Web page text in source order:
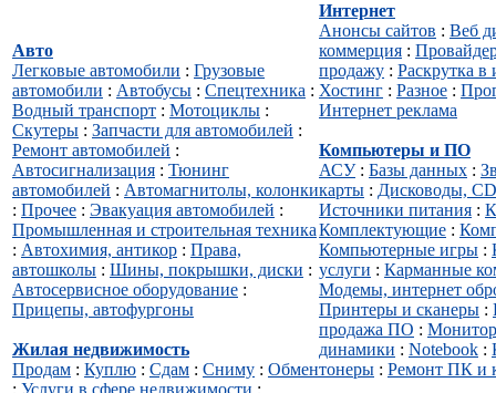
Авто
Легковые автомобили : Грузовые
автомобили : Автобусы : Спецтехника :
Водный транспорт : Мотоциклы :
Скутеры : Запчасти для автомобилей :
Ремонт автомобилей :
Автосигнализация : Тюнинг
автомобилей : Автомагнитолы, колонки
: Прочее : Эвакуация автомобилей :
Промышленная и строительная техника
: Автохимия, антикор : Права,
автошколы : Шины, покрышки, диски :
Автосервисное оборудование :
Прицепы, автофургоны
Жилая недвижимость
Продам : Куплю : Сдам : Сниму : Обмен
Интернет
Анонсы сайтов : Веб
коммерция :
продажу : Раскрутка в
Хостинг : Разное :
Интернет реклама
Компьютеры и ПО
АСУ: Базы данных :
карты : Дисководы,
Источники питания :
Комплектующие :
Компьютерные игры :
услуги : Карманные
Модемы, интернет
Принтеры и сканеры :
продажа ПО :
динамики : Notebook :
тонеры : Ремонт ПК и